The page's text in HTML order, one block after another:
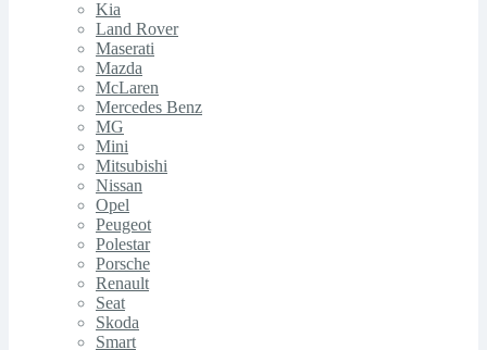
Kia
Land Rover
Maserati
Mazda
McLaren
Mercedes Benz
MG
Mini
Mitsubishi
Nissan
Opel
Peugeot
Polestar
Porsche
Renault
Seat
Skoda
Smart